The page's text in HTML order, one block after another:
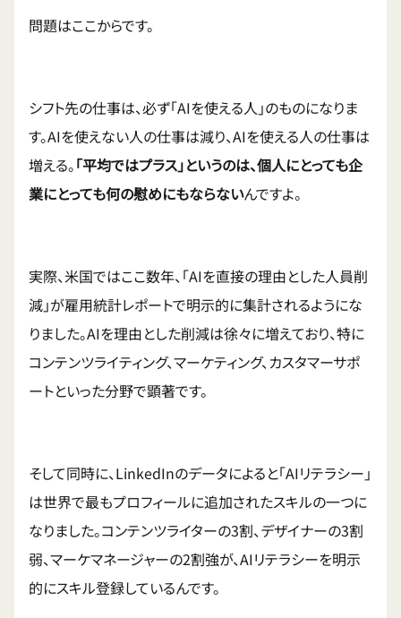
問題はここからです。
シフト先の仕事は、必ず「AIを使える人」のものになりま
す。AIを使えない人の仕事は減り、AIを使える人の仕事は
増える。「平均ではプラス」というのは、個人にとっても企
業にとっても何の慰めにもならないんですよ。
実際、米国ではここ数年、「AIを直接の理由とした人員削
減」が雇用統計レポートで明示的に集計されるようにな
りました。AIを理由とした削減は徐々に増えており、特に
コンテンツライティング、マーケティング、カスタマーサポ
ートといった分野で顕著です。
そして同時に、LinkedInのデータによると「AIリテラシー」
は世界で最もプロフィールに追加されたスキルの一つに
なりました。コンテンツライターの3割、デザイナーの3割
弱、マーケマネージャーの2割強が、AIリテラシーを明示
的にスキル登録しているんです。